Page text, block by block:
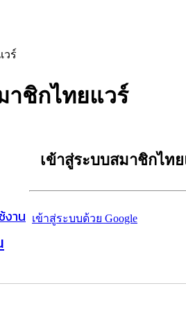
าชิกไทยแวร์
งาน
เข้าสู่ระบบสมาชิกไท
เข้าสู่ระบบด้วย Google